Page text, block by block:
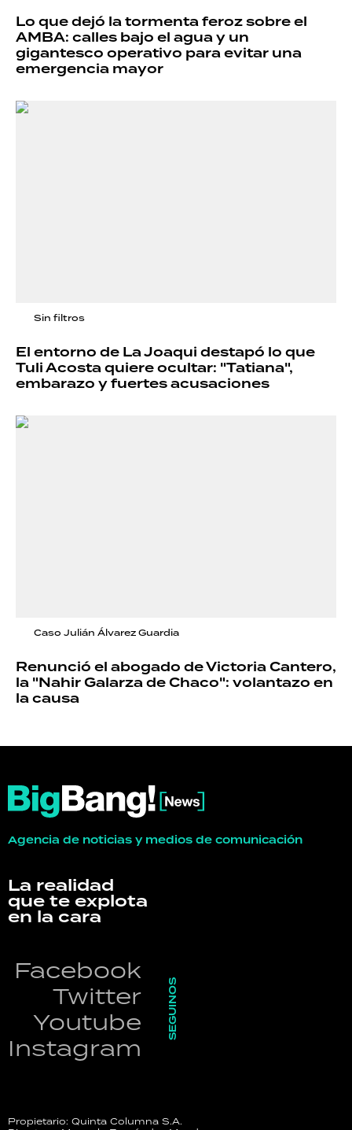
Lo que dejó la tormenta feroz sobre el
AMBA: calles bajo el agua y un
gigantesco operativo para evitar una
emergencia mayor
Sin filtros
El entorno de La Joaqui destapó lo que
Tuli Acosta quiere ocultar: "Tatiana",
embarazo y fuertes acusaciones
Caso Julián Álvarez Guardia
Renunció el abogado de Victoria Cantero,
la "Nahir Galarza de Chaco": volantazo en
la causa
Agencia de noticias y medios de comunicación
La realidad
que te explota
en la cara
Facebook
Twitter
Youtube
Instagram
SEGUINOS
Propietario: Quinta Columna S.A.